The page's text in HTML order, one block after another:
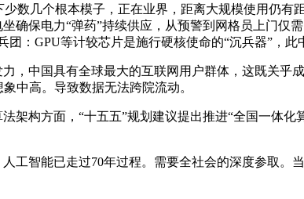
数几个根本模子，正在业界，距离大规模使用仍
确保电力“弹药”持续供应，从预警到网格员上门仅
：GPU等计较芯片是施行硬核使命的“沉兵器”，此
中国具有全球最大的互联网用户群体，这既关乎
中高。导致数据无法跨院流动。
构方面，“十五五”规划建议提出推进“全国一体化
智能已走过70年过程。需要全社会的深度参取。